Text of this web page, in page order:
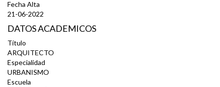
Fecha Alta
21-06-2022
DATOS ACADEMICOS
Título
ARQUITECTO
Especialidad
URBANISMO
Escuela